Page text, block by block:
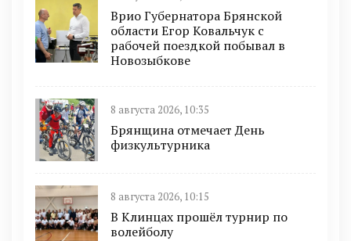
Врио Губернатора Брянской
области Егор Ковальчук с
рабочей поездкой побывал в
Новозыбкове
8 августа 2026, 10:35
Брянщина отмечает День
физкультурника
8 августа 2026, 10:15
В Клинцах прошёл турнир по
волейболу